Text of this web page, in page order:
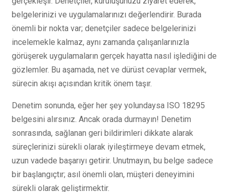
belgelerinizi ve uygulamalarınızı değerlendirir. Burada
önemli bir nokta var; denetçiler sadece belgelerinizi
incelemekle kalmaz, aynı zamanda çalışanlarınızla
görüşerek uygulamaların gerçek hayatta nasıl işlediğini de
gözlemler. Bu aşamada, net ve dürüst cevaplar vermek,
sürecin akışı açısından kritik önem taşır.
Denetim sonunda, eğer her şey yolundaysa ISO 18295
belgesini alırsınız. Ancak orada durmayın! Denetim
sonrasında, sağlanan geri bildirimleri dikkate alarak
süreçlerinizi sürekli olarak iyileştirmeye devam etmek,
uzun vadede başarıyı getirir. Unutmayın, bu belge sadece
bir başlangıçtır; asıl önemli olan, müşteri deneyimini
sürekli olarak geliştirmektir.